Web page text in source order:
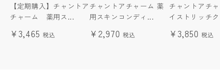
【定期購入】チャントア
チャーム 薬用ス...
¥3,465
チャントアチャーム 薬
用スキンコンディ...
¥2,970
チャントアチ
イストリッチ
¥3,850